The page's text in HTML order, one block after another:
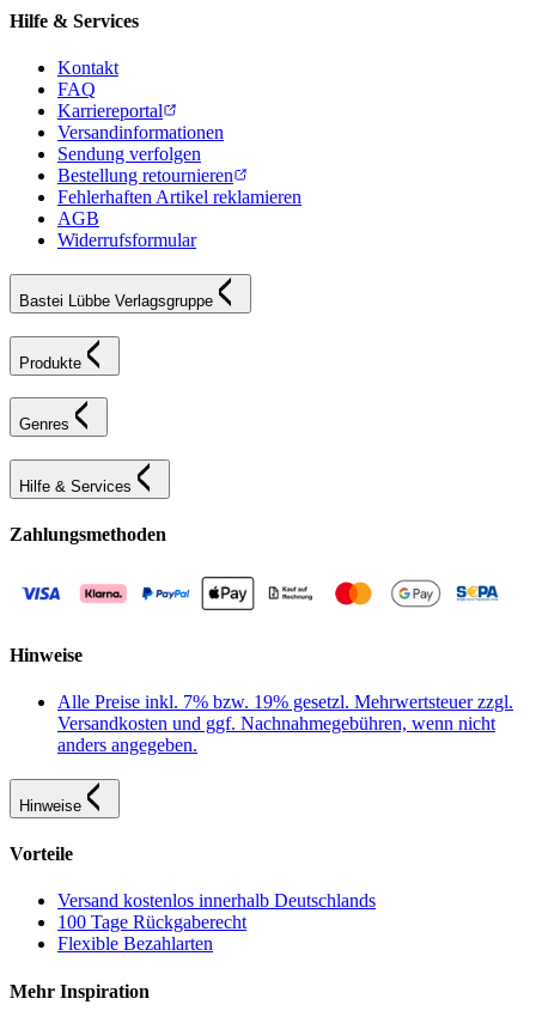
Hilfe & Services
Kontakt
FAQ
Karriereportal
Versandinformationen
Sendung verfolgen
Bestellung retournieren
Fehlerhaften Artikel reklamieren
AGB
Widerrufsformular
Bastei Lübbe Verlagsgruppe
Produkte
Genres
Hilfe & Services
Zahlungsmethoden
Hinweise
Alle Preise inkl. 7% bzw. 19% gesetzl. Mehrwertsteuer zzgl.
Versandkosten und ggf. Nachnahmegebühren, wenn nicht
anders angegeben.
Hinweise
Vorteile
Versand kostenlos innerhalb Deutschlands
100 Tage Rückgaberecht
Flexible Bezahlarten
Mehr Inspiration